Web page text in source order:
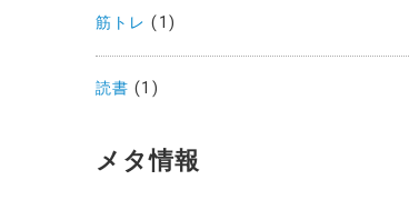
筋トレ (1)
読書 (1)
メタ情報